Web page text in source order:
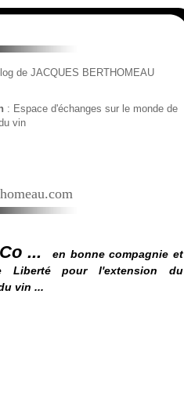
de JACQUES BERTHOMEAU
: Espace d'échanges sur le monde de
vin
...
en bonne compagnie et
Liberté pour l'extension du
vin ...